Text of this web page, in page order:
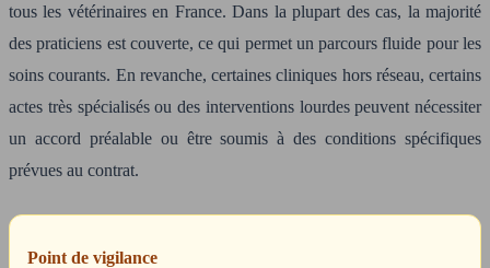
tous les vétérinaires en France. Dans la plupart des cas, la majorité
des praticiens est couverte, ce qui permet un parcours fluide pour les
soins courants. En revanche, certaines cliniques hors réseau, certains
actes très spécialisés ou des interventions lourdes peuvent nécessiter
un accord préalable ou être soumis à des conditions spécifiques
prévues au contrat.
Point de vigilance